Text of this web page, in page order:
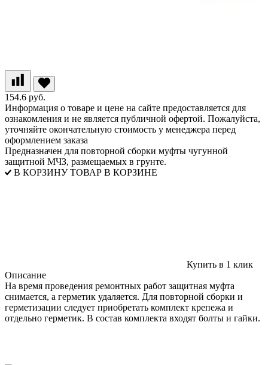
154.6 руб.
Информация о товаре и цене на сайте предоставляется для
ознакомления и не является публичной офертой. Пожалуйста,
уточняйте окончательную стоимость у менеджера перед
оформлением заказа
Предназначен для повторной сборки муфты чугунной
защитной МЧЗ, размещаемых в грунте.
В КОРЗИНУ ТОВАР В КОРЗИНЕ
Купить в 1 клик
Описание
На время проведения ремонтных работ защитная муфта
снимается, а герметик удаляется. Для повторной сборки и
герметизации следует приобретать комплект крепежа и
отдельно герметик. В состав комплекта входят болты и гайки.